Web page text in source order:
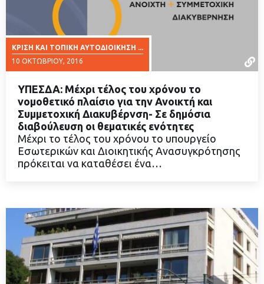
ΚΡΊΣΗ ΚΑΙ ΤΟΠΙΚΉ ΑΥΤΟΔΙΟΊΚΗΣΗ ...
10 ΟΚΤΩΒΡΊΟΥ, 2016
ΔΙΑΒΑΣΤΕ ΠΕΡΙΣΣΟΤΕΡΑ
ΥΠΕΣΔΑ: Μέχρι τέλος του χρόνου το
νομοθετικό πλαίσιο για την Ανοικτή και
Συμμετοχική Διακυβέρνση- Σε δημόσια
διαβούλευση οι θεματικές ενότητες
Μέχρι το τέλος του χρόνου το υπουργείο
Εσωτερικών και Διοικητικής Ανασυγκρότησης
πρόκειται να καταθέσει ένα…